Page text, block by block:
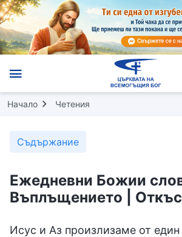
Начало Четения
Съдържание
Ежедневни Божии
Въплъщението |
Исус и Аз произлизаме от